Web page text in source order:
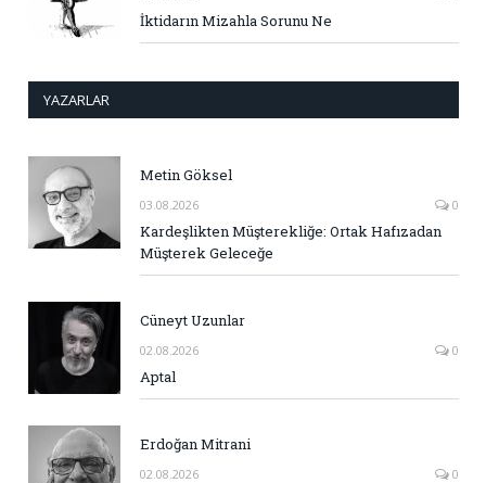
İktidarın Mizahla Sorunu Ne
YAZARLAR
Metin Göksel
03.08.2026 0
Kardeşlikten Müşterekliğe: Ortak Hafızadan
Müşterek Geleceğe
Cüneyt Uzunlar
02.08.2026 0
Aptal
Erdoğan Mitrani
02.08.2026 0